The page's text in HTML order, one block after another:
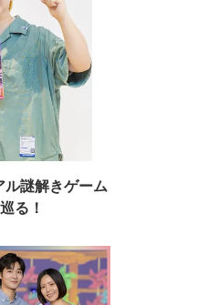
謎解きゲーム
る！